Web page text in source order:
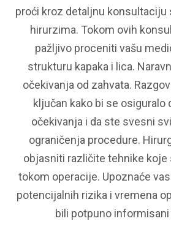
proći kroz detaljnu konsultaciju
hirurzima. Tokom ovih
pažljivo proceniti vašu
strukturu kapaka i lica.
očekivanja od zahvata.
ključan kako bi se osiguralo
očekivanja i da ste svesni
ograničenja procedure.
objasniti različite tehnike
tokom operacije. Upoznaće
potencijalnih rizika i vremena
bili potpuno